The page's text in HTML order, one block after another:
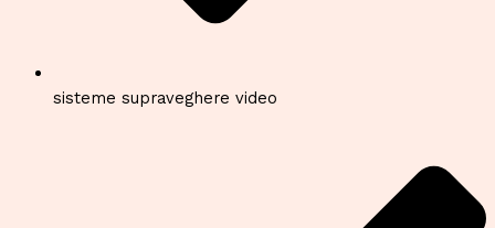
sisteme supraveghere video